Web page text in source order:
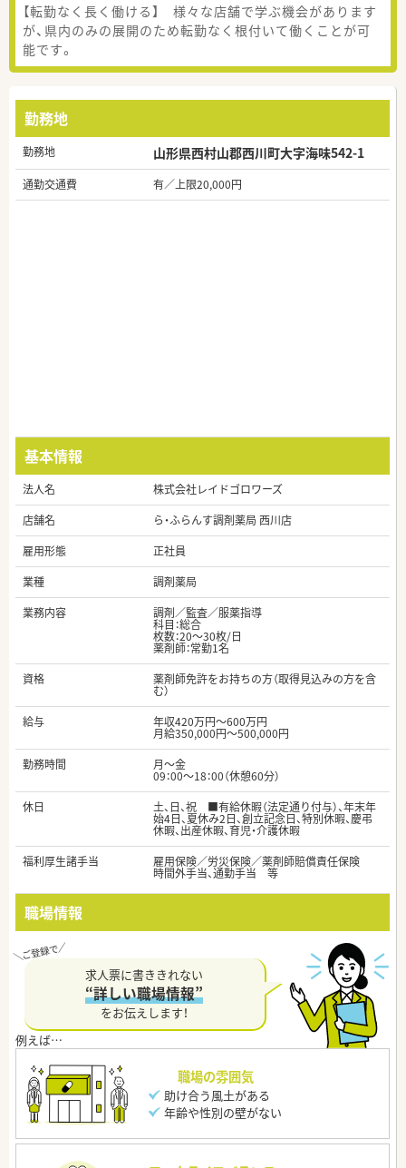
【転勤なく長く働ける】 様々な店舗で学ぶ機会があります
が、県内のみの展開のため転勤なく根付いて働くことが可
能です。
勤務地
勤務地 山形県西村山郡西川町大字海味542-1
通勤交通費 有／上限20,000円
基本情報
法人名
株式会社レイドゴロワーズ
店舗名
ら・ふらんす調剤薬局 西川店
雇用形態
正社員
業種
調剤薬局
業務内容
調剤／監査／服薬指導
科目：総合
枚数：20～30枚/日
薬剤師：常勤1名
資格
薬剤師免許をお持ちの方（取得見込みの方を含
む）
給与
年収420万円～600万円
月給350,000円～500,000円
勤務時間
月～金
09：00～18：00（休憩60分）
休日
土、日、祝 ■有給休暇（法定通り付与）、年末年
始4日、夏休み2日、創立記念日、特別休暇、慶弔
休暇、出産休暇、育児・介護休暇
福利厚生諸手当
雇用保険／労災保険／薬剤師賠償責任保険
時間外手当、通勤手当 等
職場情報
求人票に書ききれない
“詳しい職場情報”
をお伝えします！
職場の雰囲気
助け合う風土がある
年齢や性別の壁がない